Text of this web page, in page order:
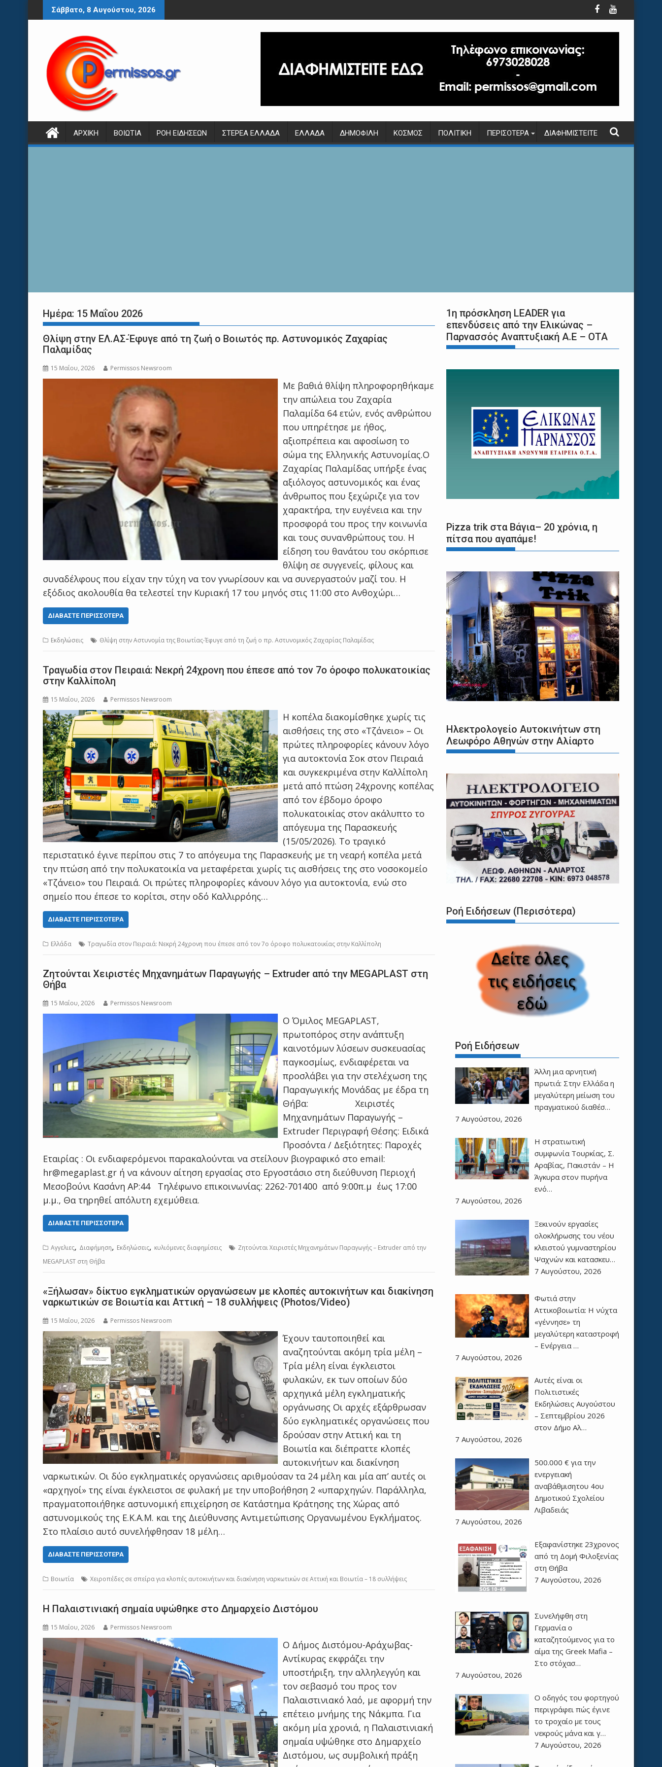
Περάστε
στο
Σάββατο, 8 Αυγούστου, 2026
ΑΡΧΙΚΉ ΒΟΙΩΤΊΑ ΡΟΉ ΕΙΔΉΣΕΩΝ ΣΤΕΡΕΆ ΕΛΛΆΔΑ ΕΛΛΆΔΑ ΔΗΜΟΦΙΛΉ ΚΌΣΜΟΣ ΠΟΛΙΤΙΚΉ ΠΕΡΙΣΌΤΕΡΑ ΔΙΑΦΗΜΙΣΤΕΊΤΕ
Ημέρα: 15 Μαΐου 2026
Θλίψη στην EΛ.ΑΣ-Έφυγε από τη ζωή ο Βοιωτός πρ. Αστυνομικός Ζαχαρίας
Παλαμίδας
15 Μαΐου, 2026 Permissos Newsroom
Με βαθιά θλίψη πληροφορηθήκαμε
την απώλεια του Ζαχαρία
Παλαμίδα 64 ετών, ενός ανθρώπου
που υπηρέτησε με ήθος,
αξιοπρέπεια και αφοσίωση το
σώμα της Ελληνικής Αστυνομίας.Ο
Ζαχαρίας Παλαμίδας υπήρξε ένας
αξιόλογος αστυνομικός και ένας
άνθρωπος που ξεχώριζε για τον
χαρακτήρα, την ευγένεια και την
προσφορά του προς την κοινωνία
και τους συνανθρώπους του. Η
είδηση του θανάτου του σκόρπισε
θλίψη σε συγγενείς, φίλους και
συναδέλφους που είχαν την τύχη να τον γνωρίσουν και να συνεργαστούν μαζί του. Η
εξόδιος ακολουθία θα τελεστεί την Κυριακή 17 του μηνός στις 11:00 στο Ανθοχώρι…
ΔΙΑΒΆΣΤΕ ΠΕΡΙΣΣΌΤΕΡΑ
Εκδηλώσεις Θλίψη στην Αστυνομία της Βοιωτίας-Έφυγε από τη ζωή ο πρ. Αστυνομικός Ζαχαρίας Παλαμίδας
Τραγωδία στον Πειραιά: Νεκρή 24χρονη που έπεσε από τον 7ο όροφο πολυκατοικίας
στην Καλλίπολη
15 Μαΐου, 2026 Permissos Newsroom
Η κοπέλα διακομίσθηκε χωρίς τις
αισθήσεις της στο «Τζάνειο» – Οι
πρώτες πληροφορίες κάνουν λόγο
για αυτοκτονία Σοκ στον Πειραιά
και συγκεκριμένα στην Καλλίπολη
μετά από πτώση 24χρονης κοπέλας
από τον έβδομο όροφο
πολυκατοικίας στον ακάλυπτο το
απόγευμα της Παρασκευής
(15/05/2026). Το τραγικό
περιστατικό έγινε περίπου στις 7 το απόγευμα της Παρασκευής με τη νεαρή κοπέλα μετά
την πτώση από την πολυκατοικία να μεταφέρεται χωρίς τις αισθήσεις της στο νοσοκομείο
«Τζάνειο» του Πειραιά. Οι πρώτες πληροφορίες κάνουν λόγο για αυτοκτονία, ενώ στο
σημείο που έπεσε το κορίτσι, στην οδό Καλλιρρόης…
ΔΙΑΒΆΣΤΕ ΠΕΡΙΣΣΌΤΕΡΑ
Ελλάδα Τραγωδία στον Πειραιά: Νεκρή 24χρονη που έπεσε από τον 7ο όροφο πολυκατοικίας στην Καλλίπολη
Zητούνται Χειριστές Μηχανημάτων Παραγωγής – Extruder από την MEGAPLAST στη
Θήβα
15 Μαΐου, 2026 Permissos Newsroom
Ο Όμιλος MEGAPLAST,
πρωτοπόρος στην ανάπτυξη
καινοτόμων λύσεων συσκευασίας
παγκοσμίως, ενδιαφέρεται να
προσλάβει για την στελέχωση της
Παραγωγικής Μονάδας με έδρα τη
Θήβα: Χειριστές
Μηχανημάτων Παραγωγής –
Extruder Περιγραφή Θέσης: Ειδικά
Προσόντα / Δεξιότητες: Παροχές
Εταιρίας : Οι ενδιαφερόμενοι παρακαλούνται να στείλουν βιογραφικό στο email:
hr@megaplast.gr ή να κάνουν αίτηση εργασίας στο Εργοστάσιο στη διεύθυνση Περιοχή
Μεσοβούνι Κασάνη ΑΡ:44 Τηλέφωνο επικοινωνίας: 2262-701400 από 9:00π.μ έως 17:00
μ.μ., Θα τηρηθεί απόλυτη εχεμύθεια.
ΔΙΑΒΆΣΤΕ ΠΕΡΙΣΣΌΤΕΡΑ
Αγγελιες, Διαφήμηση, Εκδηλώσεις, κυλιόμενες διαφημίσεις
Zητούνται Χειριστές Μηχανημάτων Παραγωγής – Extruder από την
MEGAPLAST στη Θήβα
«Ξήλωσαν» δίκτυο εγκληματικών οργανώσεων με κλοπές αυτοκινήτων και διακίνηση
ναρκωτικών σε Βοιωτία και Αττική – 18 συλλήψεις (Photos/Video)
15 Μαΐου, 2026 Permissos Newsroom
Έχουν ταυτοποιηθεί και
αναζητούνται ακόμη τρία μέλη –
Τρία μέλη είναι έγκλειστοι
φυλακών, εκ των οποίων δύο
αρχηγικά μέλη εγκληματικής
οργάνωσης Οι αρχές εξάρθρωσαν
δύο εγκληματικές οργανώσεις που
δρούσαν στην Αττική και τη
Βοιωτία και διέπραττε κλοπές
αυτοκινήτων και διακίνηση
ναρκωτικών. Οι δύο εγκληματικές οργανώσεις αριθμούσαν τα 24 μέλη και μία απ’ αυτές οι
«αρχηγοί» της είναι έγκλειστοι σε φυλακή με την υποβοήθηση 2 «υπαρχηγών. Παράλληλα,
πραγματοποιήθηκε αστυνομική επιχείρηση σε Κατάστημα Κράτησης της Χώρας από
αστυνομικούς της Ε.Κ.Α.Μ. και της Διεύθυνσης Αντιμετώπισης Οργανωμένου Εγκλήματος.
Στο πλαίσιο αυτό συνελήφθησαν 18 μέλη…
ΔΙΑΒΆΣΤΕ ΠΕΡΙΣΣΌΤΕΡΑ
Βοιωτία Χειροπέδες σε σπείρα για κλοπές αυτοκινήτων και διακίνηση ναρκωτικών σε Αττική και Βοιωτία – 18 συλλήψεις
Η Παλαιστινιακή σημαία υψώθηκε στο Δημαρχείο Διστόμου
15 Μαΐου, 2026 Permissos Newsroom
Ο Δήμος Διστόμου-Αράχωβας-
Αντίκυρας εκφράζει την
υποστήριξη, την αλληλεγγύη και
τον σεβασμό του προς τον
Παλαιστινιακό λαό, με αφορμή την
επέτειο μνήμης της Νάκμπα. Για
ακόμη μία χρονιά, η Παλαιστινιακή
σημαία υψώθηκε στο Δημαρχείο
Διστόμου, ως συμβολική πράξη
1η πρόσκληση LEADER για
επενδύσεις από την Ελικώνας –
Παρνασσός Αναπτυξιακή Α.Ε – ΟΤΑ
Pizza trik στα Βάγια– 20 χρόνια, η
πίτσα που αγαπάμε!
Ηλεκτρολογείο Αυτοκινήτων στη
Λεωφόρο Αθηνών στην Αλίαρτο
Ροή Ειδήσεων (Περισότερα)
Ροή Ειδήσεων
Άλλη μια αρνητική
πρωτιά: Στην Ελλάδα η
μεγαλύτερη μείωση του
πραγματικού διαθέσ…
7 Αυγούστου, 2026
Η στρατιωτική
συμφωνία Τουρκίας, Σ.
Αραβίας, Πακιστάν – Η
Άγκυρα στον πυρήνα
ενό…
7 Αυγούστου, 2026
Ξεκινούν εργασίες
ολοκλήρωσης του νέου
κλειστού γυμναστηρίου
Ψαχνών και κατασκευ…
7 Αυγούστου, 2026
Φωτιά στην
Αττικοβοιωτία: Η νύχτα
«γέννησε» τη
μεγαλύτερη καταστροφή
– Ενέργεια …
7 Αυγούστου, 2026
Αυτές είναι οι
Πολιτιστικές
Εκδηλώσεις Αυγούστου
– Σεπτεμβρίου 2026
στον Δήμο Αλ…
7 Αυγούστου, 2026
500.000 € για την
ενεργειακή
αναβάθμισητου 4ου
Δημοτικού Σχολείου
Λιβαδειάς
7 Αυγούστου, 2026
Εξαφανίστηκε 23χρονος
από τη Δομή Φιλοξενίας
στη Θήβα
7 Αυγούστου, 2026
Συνελήφθη στη
Γερμανία ο
καταζητούμενος για το
αίμα της Greek Mafia –
Στο στόχασ…
7 Αυγούστου, 2026
Ο οδηγός του φορτηγού
περιγράφει πώς έγινε
το τροχαίο με τους
νεκρούς μάνα και γ…
7 Αυγούστου, 2026